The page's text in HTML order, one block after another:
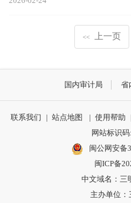
<< 上一页
国内审计局 省
联系我们 | 站点地图 | 使用帮助
网站标识
闽公网安备
闽ICP备
中文域名：三
主办单位：